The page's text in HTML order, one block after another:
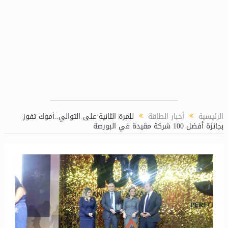
الرئيسية أخبار الطاقة للمرة الثانية على التوالي..أموك تفوز
بجائزة أفضل 100 شركة مقيدة في البورصة